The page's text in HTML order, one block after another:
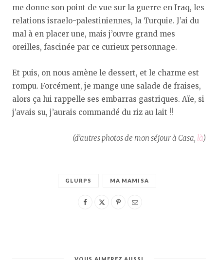
me donne son point de vue sur la guerre en Iraq, les
relations israelo-palestiniennes, la Turquie. J’ai du
mal à en placer une, mais j’ouvre grand mes
oreilles, fascinée par ce curieux personnage.
Et puis, on nous amène le dessert, et le charme est
rompu. Forcément, je mange une salade de fraises,
alors ça lui rappelle ses embarras gastriques. Aïe, si
j’avais su, j’aurais commandé du riz au lait !!
(d’autres photos de mon séjour à Casa, là)
GLURPS MA MAMISA